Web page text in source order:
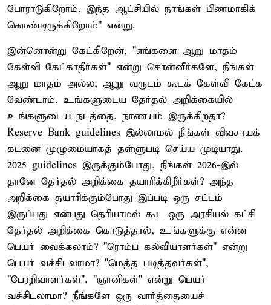
போராடுகிறோம், இந்த ஆட்சியில் நாங்கள் பிணமாகிக்
கொண்டிருக்கிறோம்" என்று.
இன்னொன்று கேட்கிறேன், "எங்களை ஆறு மாதம்
கேள்வி கேட்காதீர்கள்" என்று சொன்னீர்களே, நீங்கள்
ஆறு மாதம் அல்ல, ஆறு வருடம் கூடக் கேள்வி கேட்க
வேண்டாம். உங்களுடைய தேர்தல் அறிக்கையில்
உங்களுடைய நடத்தை, நாணயம் இருக்கிறதா?
Reserve Bank guidelines இல்லாமல் நீங்கள் விவசாயக்
கடனை முழுமையாகத் தள்ளுபடி செய்ய முடியாது.
2025 guidelines இருக்கும்போது, நீங்கள் 2026-இல்
தானே தேர்தல் அறிக்கை தயாரிக்கிறீர்கள்? அந்த
அறிக்கை தயாரிக்கும்போது இப்படி ஒரு சட்டம்
இருப்பது என்பது தெரியாமல் கூட ஒரு அரசியல் கட்சி
தேர்தல் அறிக்கை கொடுத்தால், உங்களுக்கு என்ன
பெயர் வைக்கலாம்? "ரொம்ப கல்வியாளர்கள்" என்று
பெயர் வச்சிடலாமா? "மெத்த படித்தவர்கள்",
"பேரறிவாளர்கள்", "ஞானிகள்" என்று பெயர்
வச்சிடலாமா? நீங்களே ஒரு வார்த்தையைச்